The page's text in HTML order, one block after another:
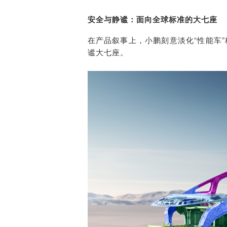
安全与静谧：面向全球标准的大七座
在产品叙事上，小鹏刻意淡化“性能车
谧大七座。